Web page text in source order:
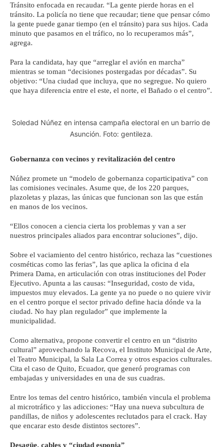
Tránsito enfocada en recaudar. “La gente pierde horas en el
tránsito. La policía no tiene que recaudar; tiene que pensar cómo
la gente puede ganar tiempo (en el tránsito) para sus hijos. Cada
minuto que pasamos en el tráfico, no lo recuperamos más”,
agrega.
Para la candidata, hay que “arreglar el avión en marcha”
mientras se toman “decisiones postergadas por décadas”. Su
objetivo: “Una ciudad que incluya, que no segregue. No quiero
que haya diferencia entre el este, el norte, el Bañado o el centro”.
Soledad Núñez en intensa campaña electoral en un barrio de
Asunción. Foto: gentileza.
Gobernanza con vecinos y revitalización del centro
Núñez promete un “modelo de gobernanza coparticipativa” con
las comisiones vecinales. Asume que, de los 220 parques,
plazoletas y plazas, las únicas que funcionan son las que están
en manos de los vecinos.
“Ellos conocen a ciencia cierta los problemas y van a ser
nuestros principales aliados para encontrar soluciones”, dijo.
Sobre el vaciamiento del centro histórico, rechaza las “cuestiones
cosméticas como las ferias”, las que aplica la oficina d ela
Primera Dama, en articulación con otras instituciones del Poder
Ejecutivo. Apunta a las causas: “Inseguridad, costo de vida,
impuestos muy elevados. La gente ya no puede o no quiere vivir
en el centro porque el sector privado define hacia dónde va la
ciudad. No hay plan regulador” que implemente la
municipalidad.
Como alternativa, propone convertir el centro en un “distrito
cultural” aprovechando la Recova, el Instituto Municipal de Arte,
el Teatro Municipal, la Sala La Correa y otros espacios culturales.
Cita el caso de Quito, Ecuador, que generó programas con
embajadas y universidades en una de sus cuadras.
Entre los temas del centro histórico, también vincula el problema
al microtráfico y las adicciones: “Hay una nueva subcultura de
pandillas, de niños y adolescentes reclutados para el crack. Hay
que encarar esto desde distintos sectores”.
Desagüe, cables y “ciudad esponja”